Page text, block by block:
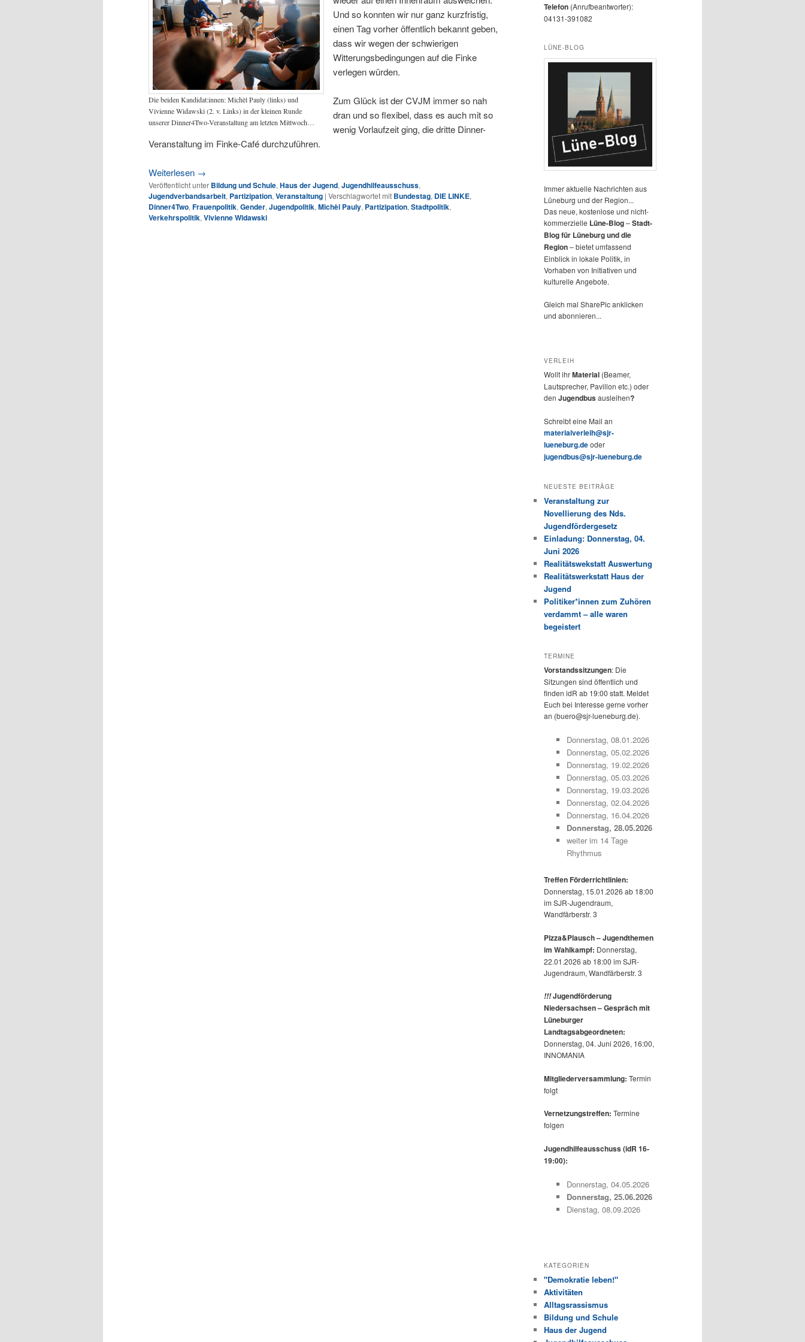
zu
regeln.
Die beiden Kandidat:innen: Michèl Pauly (links) und
Vivienne Widawski (2. v. Links) in der kleinen Runde
unserer Dinner4Two-Veranstaltung am letzten Mittwoch…
Und so konnten wir nur ganz kurzfristig,
einen Tag vorher öffentlich bekannt geben,
dass wir wegen der schwierigen
Witterungsbedingungen auf die Finke
verlegen würden.
Zum Glück ist der CVJM immer so nah
dran und so flexibel, dass es auch mit so
wenig Vorlaufzeit ging, die dritte Dinner-
Veranstaltung im Finke-Café durchzuführen.
Weiterlesen →
Veröffentlicht unter Bildung und Schule, Haus der Jugend, Jugendhilfeausschuss,
Jugendverbandsarbeit, Partizipation, Veranstaltung | Verschlagwortet mit Bundestag, DIE LINKE,
Dinner4Two, Frauenpolitik, Gender, Jugendpolitik, Michèl Pauly, Partizipation, Stadtpolitik,
Verkehrspolitik, Vivienne Widawski
Telefon (Anrufbeantworter):
04131-391082
LÜNE-BLOG
Immer aktuelle Nachrichten aus
Lüneburg und der Region...
Das neue, kostenlose und nicht-
kommerzielle Lüne-Blog–Stadt-
Blog für Lüneburg und die
Region– bietet umfassend
Einblick in lokale Politik, in
Vorhaben von Initiativen und
kulturelle Angebote.
Gleich mal SharePic anklicken
und abonnieren...
VERLEIH
Wollt ihrMaterial (Beamer,
Lautsprecher, Pavillon etc.) oder
den Jugendbusausleihen?
Schreibt eine Mail an
materialverleih@sjr-
lueneburg.deoder
jugendbus@sjr-lueneburg.de
NEUESTE BEITRÄGE
Veranstaltung zur
Novellierung des Nds.
Jugendfördergesetz
Einladung: Donnerstag, 04.
Juni 2026
Realitätswekstatt Auswertung
Realitätswerkstatt Haus der
Jugend
Politiker*innen zum Zuhören
verdammt – alle waren
begeistert
TERMINE
Vorstandssitzungen: Die
Sitzungen sind öffentlich und
finden idR ab 19:00 statt. Meldet
Euch bei Interesse gerne vorher
an (buero@sjr-lueneburg.de).
Donnerstag, 08.01.2026
Donnerstag, 05.02.2026
Donnerstag, 19.02.2026
Donnerstag, 05.03.2026
Donnerstag, 19.03.2026
Donnerstag, 02.04.2026
Donnerstag, 16.04.2026
Donnerstag, 28.05.2026
weiter im 14 Tage
Rhythmus
Treffen Förderrichtlinien:
Donnerstag, 15.01.2026 ab 18:00
im SJR-Jugendraum,
Wandfärberstr. 3
Pizza&Plausch – Jugendthemen
im Wahlkampf: Donnerstag,
22.01.2026 ab 18:00 im SJR-
Jugendraum, Wandfärberstr. 3
!!!Jugendförderung
Niedersachsen – Gespräch mit
Lüneburger
Landtagsabgeordneten:
Donnerstag, 04. Juni 2026, 16:00,
INNOMANIA
Mitgliederversammlung: Termin
folgt
Vernetzungstreffen: Termine
folgen
Jugendhilfeausschuss (idR 16-
19:00):
Donnerstag, 04.05.2026
Donnerstag, 25.06.2026
Dienstag, 08.09.2026
KATEGORIEN
"Demokratie leben!"
Aktivitäten
Alltagsrassismus
Bildung und Schule
Haus der Jugend